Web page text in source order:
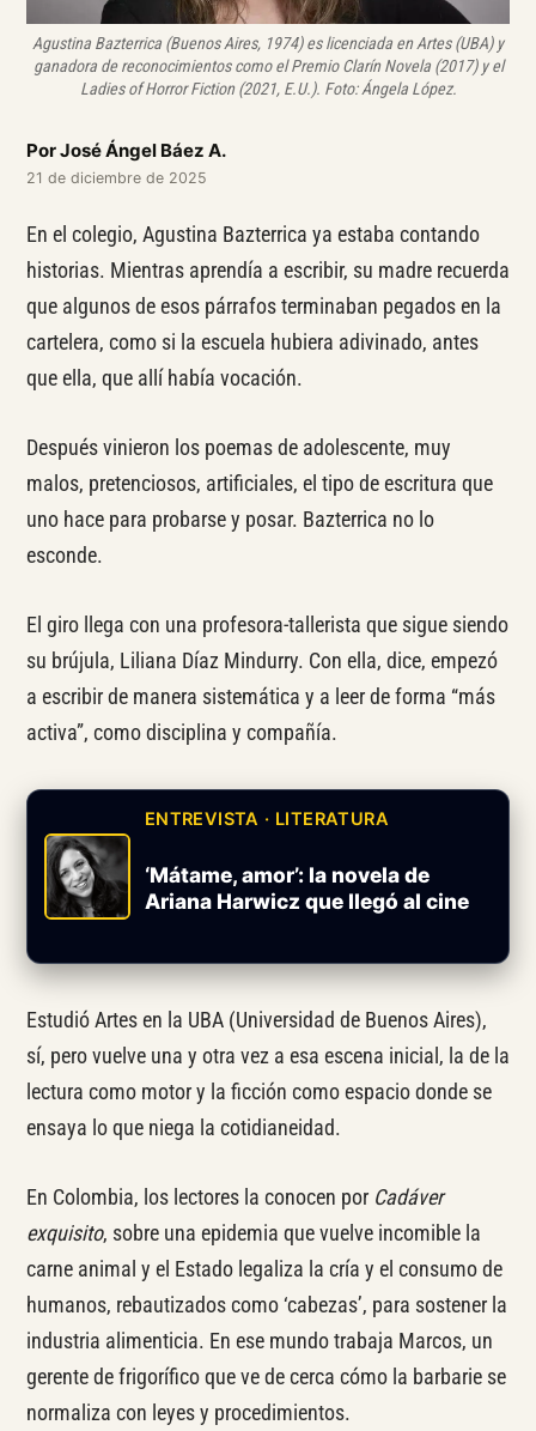
Agustina Bazterrica (Buenos Aires, 1974) es licenciada en Artes (UBA) y
ganadora de reconocimientos como el Premio Clarín Novela (2017) y el
Ladies of Horror Fiction (2021, E.U.). Foto: Ángela López.
PorJosé Ángel Báez A.
21 de diciembre de 2025
En el colegio, Agustina Bazterrica ya estaba contando
historias. Mientras aprendía a escribir, su madre recuerda
que algunos de esos párrafos terminaban pegados en la
cartelera, como si la escuela hubiera adivinado, antes
que ella, que allí había vocación.
Después vinieron los poemas de adolescente, muy
malos, pretenciosos, artificiales, el tipo de escritura que
uno hace para probarse y posar. Bazterrica no lo
esconde.
El giro llega con una profesora-tallerista que sigue siendo
su brújula, Liliana Díaz Mindurry. Con ella, dice, empezó
a escribir de manera sistemática y a leer de forma “más
activa”, como disciplina y compañía.
ENTREVISTA · LITERATURA
‘Mátame, amor’: la novela de
Ariana Harwicz que llegó al cine
Estudió Artes en la UBA (Universidad de Buenos Aires),
sí, pero vuelve una y otra vez a esa escena inicial, la de la
lectura como motor y la ficción como espacio donde se
ensaya lo que niega la cotidianeidad.
En Colombia, los lectores la conocen por Cadáver
exquisito, sobre una epidemia que vuelve incomible la
carne animal y el Estado legaliza la cría y el consumo de
humanos, rebautizados como ‘cabezas’, para sostener la
industria alimenticia. En ese mundo trabaja Marcos, un
gerente de frigorífico que ve de cerca cómo la barbarie se
normaliza con leyes y procedimientos.